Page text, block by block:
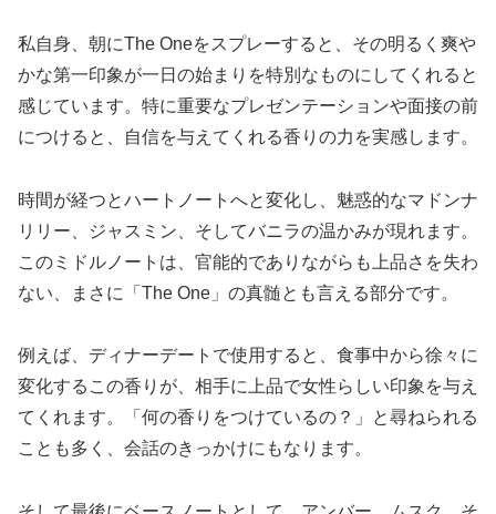
私自身、朝にThe Oneをスプレーすると、その明るく爽や
かな第一印象が一日の始まりを特別なものにしてくれると
感じています。特に重要なプレゼンテーションや面接の前
につけると、自信を与えてくれる香りの力を実感します。
時間が経つとハートノートへと変化し、魅惑的なマドンナ
リリー、ジャスミン、そしてバニラの温かみが現れます。
このミドルノートは、官能的でありながらも上品さを失わ
ない、まさに「The One」の真髄とも言える部分です。
例えば、ディナーデートで使用すると、食事中から徐々に
変化するこの香りが、相手に上品で女性らしい印象を与え
てくれます。「何の香りをつけているの？」と尋ねられる
ことも多く、会話のきっかけにもなります。